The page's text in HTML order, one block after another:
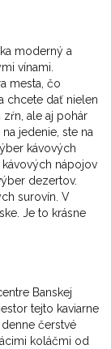
moderný a
vínami.
mesta, čo
chcete dať nielen
ale aj pohár
jedenie, ste na
kávových
kávových nápojov
dezertov.
surovín. V
Je to krásne
Banskej
tejto kaviarne
čerstvé
koláčmi od